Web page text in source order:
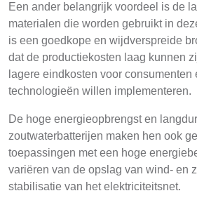
Een ander belangrijk voordeel is de
materialen die worden gebruikt in
is een goedkope en wijdverspreide
dat de productiekosten laag kunnen
lagere eindkosten voor
technologieën willen implementeren.
De hoge energieopbrengst en
zoutwaterbatterijen maken hen ook
toepassingen met een hoge
variëren van de opslag van wind- en
stabilisatie van het elektriciteitsnet.